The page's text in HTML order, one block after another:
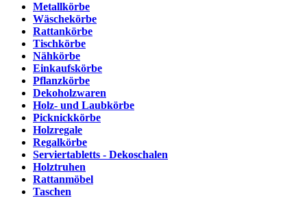
Metallkörbe
Wäschekörbe
Rattankörbe
Tischkörbe
Nähkörbe
Einkaufskörbe
Pflanzkörbe
Dekoholzwaren
Holz- und Laubkörbe
Picknickkörbe
Holzregale
Regalkörbe
Serviertabletts - Dekoschalen
Holztruhen
Rattanmöbel
Taschen